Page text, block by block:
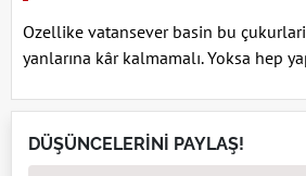
Ozellike vatansever basin bu
yanlarına kâr kalmamalı. Yoksa hep
DÜŞÜNCELERİNİ PAYLAŞ!